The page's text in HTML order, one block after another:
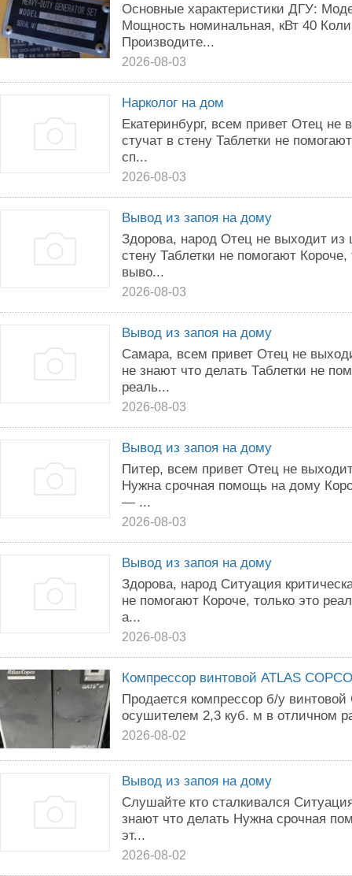
Основные характеристики ДГУ:
Мощность номинальная, кВт 40
Производите...
2026-08-03
Нарколог на дом
Екатеринбург, всем привет Отец
стучат в стену Таблетки не
сп...
2026-08-03
Вывод из запоя на дому
Здорова, народ Отец не выходит из
стену Таблетки не помогают
выво...
2026-08-03
Вывод из запоя на дому
Самара, всем привет Отец не
не знают что делать Таблетки не
реаль...
2026-08-03
Вывод из запоя на дому
Питер, всем привет Отец не
Нужна срочная помощь на дому
— ...
2026-08-03
Вывод из запоя на дому
Здорова, народ Ситуация
не помогают Короче, только это
а...
2026-08-03
Компрессор винтовой ATLAS
Продается компрессор б/у
осушителем 2,3 куб. м в отличном
2026-08-02
Вывод из запоя на дому
Слушайте кто сталкивался
знают что делать Нужна срочная
эт...
2026-08-02